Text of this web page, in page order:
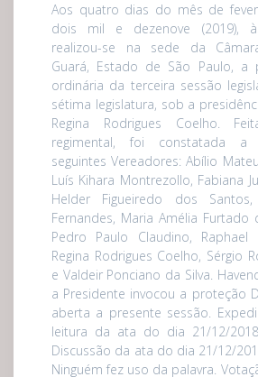
Aos quatro dias do mês de
dois mil e dezenove (2019),
realizou-se na sede da
Guará, Estado de São Paulo, a
ordinária da terceira sessão
sétima legislatura, sob a
Regina Rodrigues Coelho.
regimental, foi constatada a
seguintes Vereadores: Abílio
Luís Kihara Montrezollo, Fabiana
Helder Figueiredo dos
Fernandes, Maria Amélia Furtado
Pedro Paulo Claudino, Raphael
Regina Rodrigues Coelho, Sérgio
e Valdeir Ponciano da Silva.
a Presidente invocou a proteção
aberta a presente sessão.
leitura da ata do dia 21/12/2018
Discussão da ata do dia 21/12/
Ninguém fez uso da palavra.